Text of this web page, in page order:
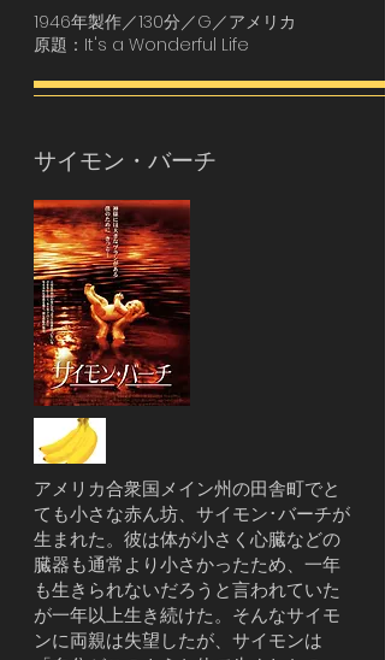
1946年製作／130分／G／アメリカ
原題：It's a Wonderful Life
サイモン・バーチ
アメリカ合衆国メイン州の田舎町でと
ても小さな赤ん坊、サイモン･バーチが
生まれた。彼は体が小さく心臓などの
臓器も通常より小さかったため、一年
も生きられないだろうと言われていた
が一年以上生き続けた。そんなサイモ
ンに両親は失望したが、サイモンは